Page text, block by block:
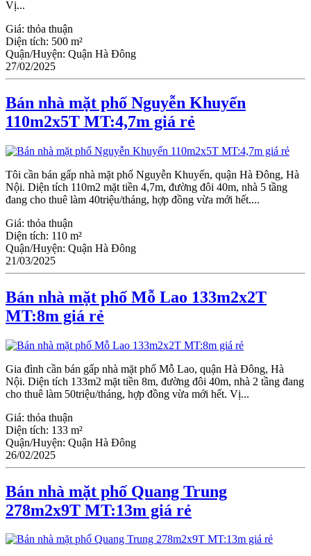
Vị...
Giá: thỏa thuận
Diện tích: 500 m²
Quận/Huyện: Quận Hà Đông
27/02/2025
Bán nhà mặt phố Nguyễn Khuyến
110m2x5T MT:4,7m giá rẻ
Tôi cần bán gấp nhà mặt phố Nguyễn Khuyến, quận Hà Đông, Hà
Nội. Diện tích 110m2 mặt tiền 4,7m, đường đôi 40m, nhà 5 tầng
đang cho thuê làm 40triệu/tháng, hợp đồng vừa mới hết....
Giá: thỏa thuận
Diện tích: 110 m²
Quận/Huyện: Quận Hà Đông
21/03/2025
Bán nhà mặt phố Mỗ Lao 133m2x2T
MT:8m giá rẻ
Gia đình cần bán gấp nhà mặt phố Mỗ Lao, quận Hà Đông, Hà
Nội. Diện tích 133m2 mặt tiền 8m, đường đôi 40m, nhà 2 tầng đang
cho thuê làm 50triệu/tháng, hợp đồng vừa mới hết. Vị...
Giá: thỏa thuận
Diện tích: 133 m²
Quận/Huyện: Quận Hà Đông
26/02/2025
Bán nhà mặt phố Quang Trung
278m2x9T MT:13m giá rẻ